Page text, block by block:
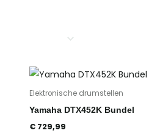
Elektronische drumstellen
Yamaha DTX452K Bundel
€ 729,99